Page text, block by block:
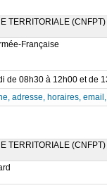
TERRITORIALE
Française
de 08h30 à 12h00 et de
adresse, horaires,
TERRITORIALE